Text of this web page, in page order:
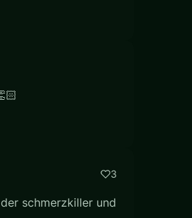
3
schmerzkiller und